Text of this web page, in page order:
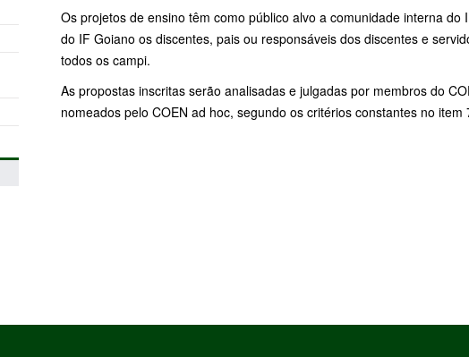
Os projetos de ensino têm como público alvo a comunidade interna
do IF Goiano os discentes, pais ou responsáveis dos discentes e
todos os campi.
As propostas inscritas serão analisadas e julgadas por membros do
nomeados pelo COEN ad hoc, segundo os critérios constantes no item